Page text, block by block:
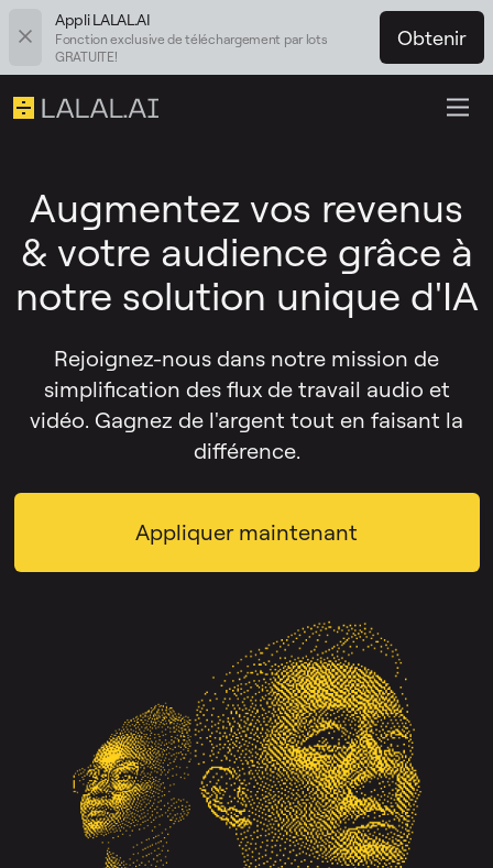
Appli LALAL.AI
Fonction exclusive de téléchargement par lots
GRATUITE!
Obtenir
Augmentez vos revenus
& votre audience grâce à
notre solution unique d'IA
Rejoignez-nous dans notre mission de
simplification des flux de travail audio et
vidéo. Gagnez de l'argent tout en faisant la
différence.
Appliquer maintenant